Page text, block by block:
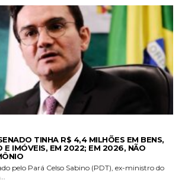
TINHA R$ 4,4 MILHÕES EM BENS,
E IMÓVEIS, EM 2022; EM 2026, NÃO
pelo Pará Celso Sabino (PDT), ex-ministro do